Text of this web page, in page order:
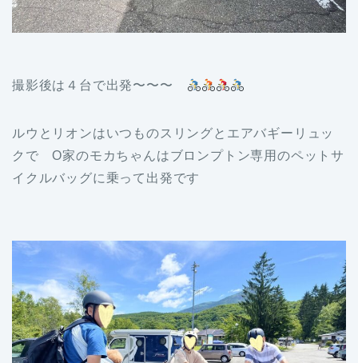
撮影後は４台で出発〜〜〜
ルウとリオンはいつものスリングとエアバギーリュッ
クで O家のモカちゃんはブロンプトン専用のペットサ
イクルバッグに乗って出発です